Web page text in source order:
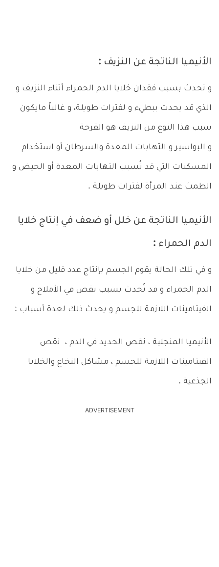
الأنيميا الناتجة عن النزيف :
و تحدث بسبب فقدان خلايا الدم الحمراء أثناء النزيف و
الذي قد يحدث ببطيء و لفترات طويلة، و غالباً مايكون
سبب هذا النوع من النزيف هو القرحة
و البواسير و التهابات المعدة والسرطان أو استخدام
المسكنات التي قد تُسبب التهابات المعدة أو الحيض و
الطمث عند المرأة لفترات طويلة .
الأنيميا الناتجة عن خلل أو ضعف في إنتاج خلايا
الدم الحمراء :
و في تلك الحالة يقوم الجسم بإنتاج عدد قليل من خلايا
الدم الحمراء و قد تُحدث بسبب نقص في الأملاح و
الفيتامينات اللازمة للجسم و يحدث ذلك لعدة أسباب :
الأنيميا المنجلية ، نقص الحديد في الدم ، نقص
الفيتامينات اللازمة للجسم ، مشاكل النخاع والخلايا
الجذعية .
ADVERTISEMENT